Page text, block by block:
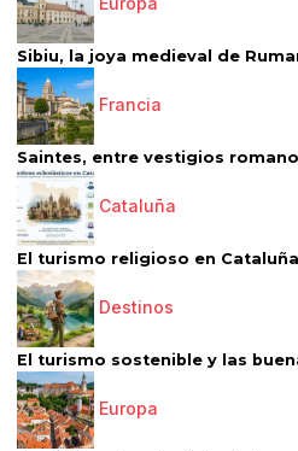
Sibiu, la joya medieval de
Francia
Saintes, entre vestigios
Cataluña
El turismo religioso en
Destinos
El turismo sostenible y las
Europa